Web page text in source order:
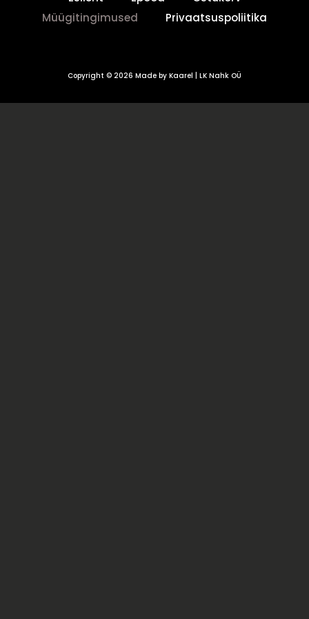
Müügitingimused
Privaatsuspoliitika
Copyright © 2026 Made by Kaarel | LK Nahk OÜ